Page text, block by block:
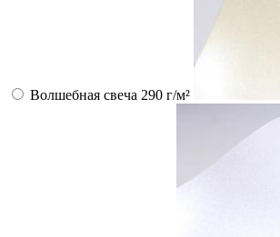
Волшебная свеча 290 г/м²